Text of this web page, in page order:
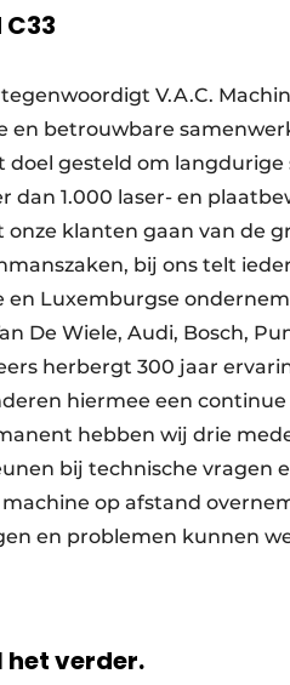
V.A.C.
en betrouwbare
gesteld om
dan 1.000 laser- en
onze klanten gaan van de
bij ons telt
Luxemburgse
De Wiele, Audi, Bosch,
herbergt 300 jaar
hiermee een
hebben wij drie
bij technische vragen
op afstand
en problemen kunnen
het verder.